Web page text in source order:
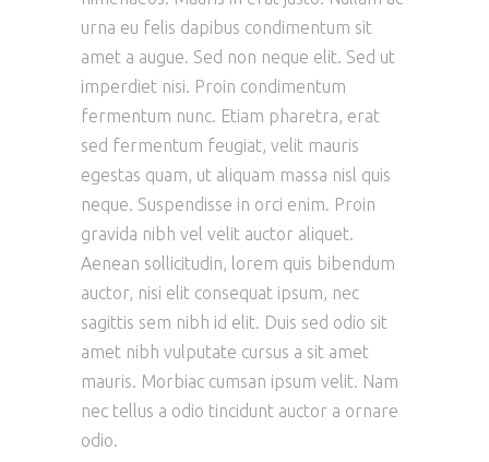
urna eu felis dapibus condimentum sit
amet a augue. Sed non neque elit. Sed ut
imperdiet nisi. Proin condimentum
fermentum nunc. Etiam pharetra, erat
sed fermentum feugiat, velit mauris
egestas quam, ut aliquam massa nisl quis
neque. Suspendisse in orci enim. Proin
gravida nibh vel velit auctor aliquet.
Aenean sollicitudin, lorem quis bibendum
auctor, nisi elit consequat ipsum, nec
sagittis sem nibh id elit. Duis sed odio sit
amet nibh vulputate cursus a sit amet
mauris. Morbiac cumsan ipsum velit. Nam
nec tellus a odio tincidunt auctor a ornare
odio.